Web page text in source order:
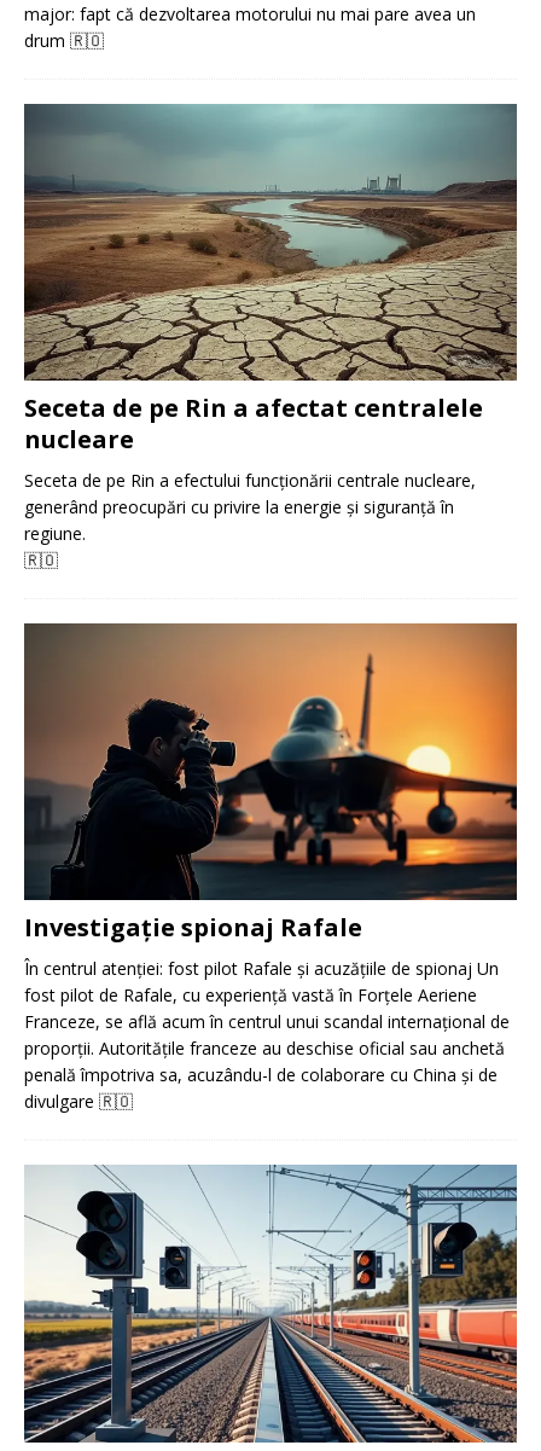
major: fapt că dezvoltarea motorului nu mai pare avea un
drum 🇷🇴
Seceta de pe Rin a afectat centralele
nucleare
Seceta de pe Rin a efectului funcționării centrale nucleare,
generând preocupări cu privire la energie și siguranță în
regiune.
🇷🇴
Investigație spionaj Rafale
În centrul atenției: fost pilot Rafale și acuzățiile de spionaj Un
fost pilot de Rafale, cu experiență vastă în Forțele Aeriene
Franceze, se află acum în centrul unui scandal internațional de
proporții. Autoritățile franceze au deschise oficial sau anchetă
penală împotriva sa, acuzându-l de colaborare cu China și de
divulgare 🇷🇴